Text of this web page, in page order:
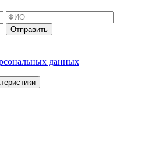
Отправить
данных